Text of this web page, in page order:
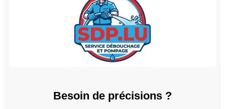
Besoin de précisions ?